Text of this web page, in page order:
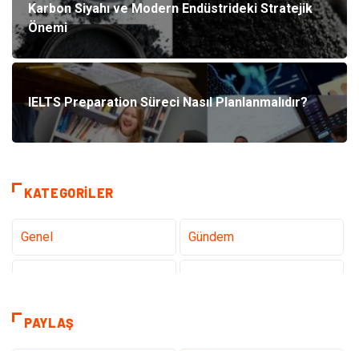
Karbon Siyahı ve Modern Endüstrideki Stratejik
Önemi
IELTS Preparation Süreci Nasıl Planlanmalıdır?
KATEGORILER
Genel Gündem
Sağlık
PAYLAŞ